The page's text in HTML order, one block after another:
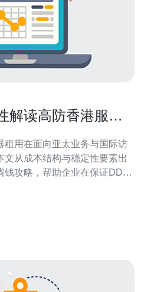
解读高防香港服务
租用在面向亚太业务与国际访
文从成本结构与稳定性要素出
钱攻略，帮助企业在保证DDoS
租用的主要费用项 在评估高